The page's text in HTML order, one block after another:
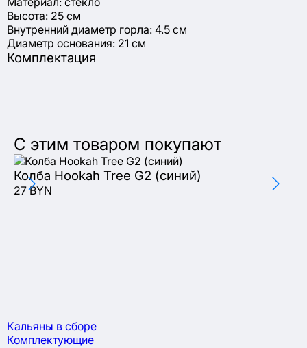
Высота: 25 см
Внутренний диаметр горла: 4.5 см
Диаметр основания: 21 см
Комплектация
С этим товаром покупают
Колба Hookah Tree G2 (синий)
27 BYN
Кальяны в сборе
Комплектующие